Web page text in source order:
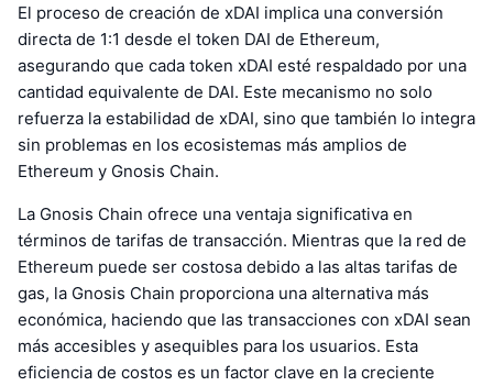
El proceso de creación de xDAI implica una conversión
directa de 1:1 desde el token DAI de Ethereum,
asegurando que cada token xDAI esté respaldado por una
cantidad equivalente de DAI. Este mecanismo no solo
refuerza la estabilidad de xDAI, sino que también lo integra
sin problemas en los ecosistemas más amplios de
Ethereum y Gnosis Chain.
La Gnosis Chain ofrece una ventaja significativa en
términos de tarifas de transacción. Mientras que la red de
Ethereum puede ser costosa debido a las altas tarifas de
gas, la Gnosis Chain proporciona una alternativa más
económica, haciendo que las transacciones con xDAI sean
más accesibles y asequibles para los usuarios. Esta
eficiencia de costos es un factor clave en la creciente